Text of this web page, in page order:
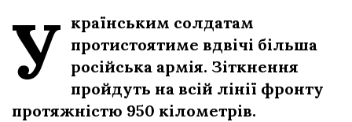
У країнським солдатам
протистоятиме вдвічі більша
російська армія. Зіткнення
пройдуть на всій лінії фронту
протяжністю 950 кілометрів.